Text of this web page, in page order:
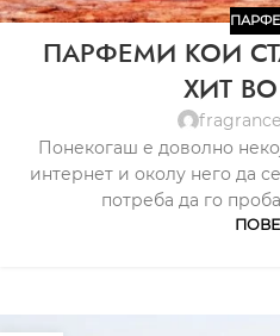
ПАРФЕМИ КОИ
ХИТ
Понекогаш е доволно
интернет и околу него да
потреба да го